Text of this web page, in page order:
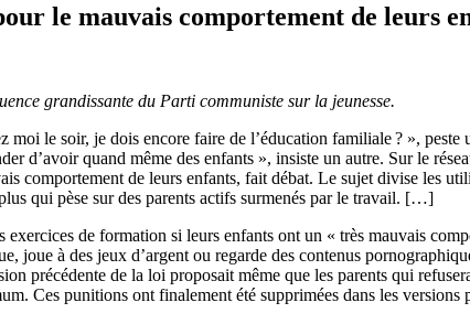
le mauvais comportement de leurs
grandissante du Parti communiste sur la jeunesse.
moi le soir, je dois encore faire de l’éducation familiale ? », peste
d’avoir quand même des enfants », insiste un autre. Sur le
comportement de leurs enfants, fait débat. Le sujet divise les
qui pèse sur des parents actifs surmenés par le travail. […]
exercices de formation si leurs enfants ont un « très mauvais
joue à des jeux d’argent ou regarde des contenus
précédente de la loi proposait même que les parents qui
Ces punitions ont finalement été supprimées dans les versions